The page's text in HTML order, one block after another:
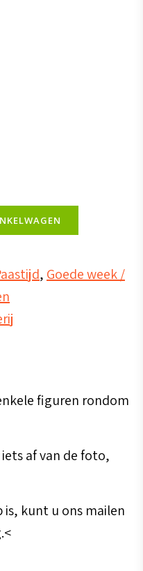
, Goede week /
figuren rondom
af van de foto,
is, kunt u ons mailen